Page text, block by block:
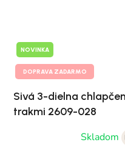
NOVINKA
DOPRAVA ZADARMO
Sivá 3-dielna
trakmi 2609-028
Skladom